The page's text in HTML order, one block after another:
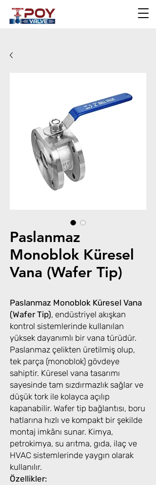
Paslanmaz
Monoblok Küresel
Vana (Wafer Tip)
Paslanmaz Monoblok Küresel Vana
(Wafer Tip), endüstriyel akışkan
kontrol sistemlerinde kullanılan
yüksek dayanımlı bir vana türüdür.
Paslanmaz çelikten üretilmiş olup,
tek parça (monoblok) gövdeye
sahiptir. Küresel vana tasarımı
sayesinde tam sızdırmazlık sağlar ve
düşük tork ile kolayca açılıp
kapanabilir. Wafer tip bağlantısı, boru
hatlarına hızlı ve kompakt bir şekilde
montaj imkânı sunar. Kimya,
petrokimya, su arıtma, gıda, ilaç ve
HVAC sistemlerinde yaygın olarak
kullanılır.
Özellikler: